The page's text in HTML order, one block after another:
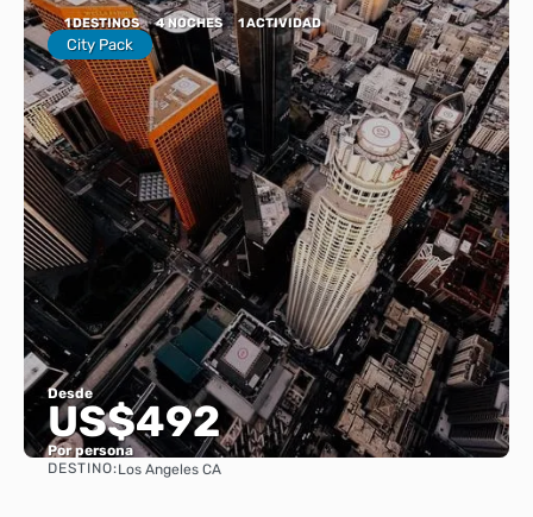
1 DESTINOS 4 NOCHES 1 ACTIVIDAD
City Pack
Desde
US$492
Por persona
DESTINO:Los Angeles CA